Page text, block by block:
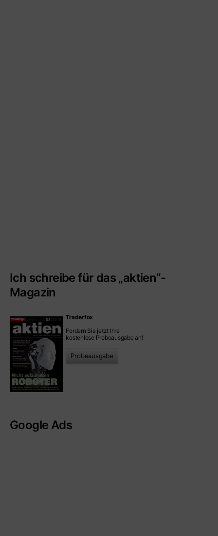
Ich schreibe für das „aktien”-
Magazin
Traderfox
Fordern Sie jetzt Ihre
kostenlose Probeausgabe an!
Probeausgabe
Google Ads